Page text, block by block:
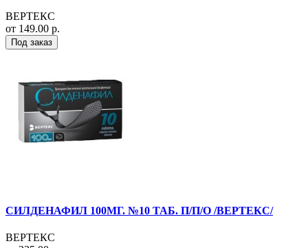
ВЕРТЕКС
от 149.00 р.
Под заказ
СИЛДЕНАФИЛ 100МГ. №10 ТАБ. П/П/О /ВЕРТЕКС/
ВЕРТЕКС